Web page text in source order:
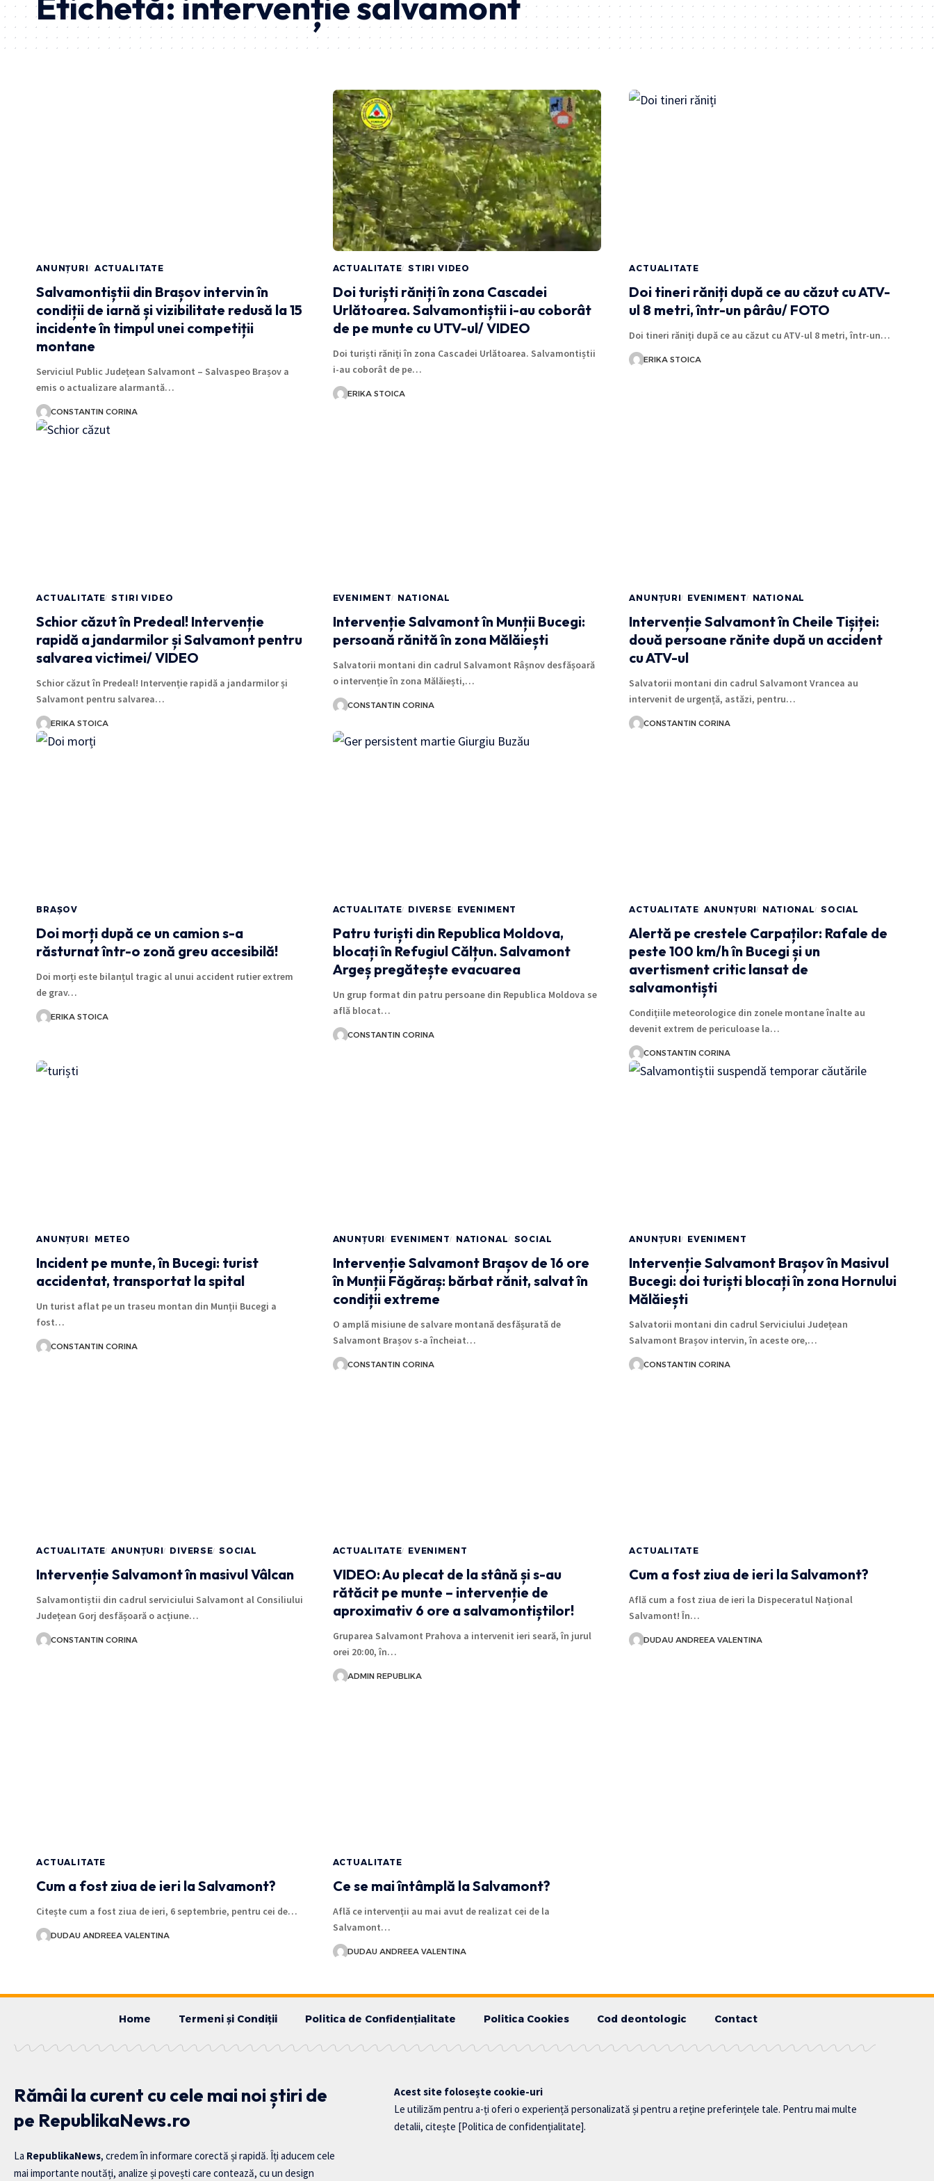
ANUNȚURI ACTUALITATE
Salvamontiștii din Brașov intervin în
condiții de iarnă și vizibilitate redusă la 15
incidente în timpul unei competiții
montane
Serviciul Public Județean Salvamont – Salvaspeo Brașov a
emis o actualizare alarmantă…
CONSTANTIN CORINA
ACTUALITATE STIRI VIDEO
Doi turiști răniți în zona Cascadei
Urlătoarea. Salvamontiștii i-au coborât
de pe munte cu UTV-ul/ VIDEO
Doi turiști răniți în zona Cascadei Urlătoarea. Salvamontiștii
i-au coborât de pe…
ERIKA STOICA
ACTUALITATE
Doi tineri răniți după ce au căzut cu ATV-
ul 8 metri, într-un pârâu/ FOTO
Doi tineri răniți după ce au căzut cu ATV-ul 8 metri, într-un…
ERIKA STOICA
ACTUALITATE STIRI VIDEO
Schior căzut în Predeal! Intervenție
rapidă a jandarmilor și Salvamont pentru
salvarea victimei/ VIDEO
Schior căzut în Predeal! Intervenție rapidă a jandarmilor și
Salvamont pentru salvarea…
ERIKA STOICA
EVENIMENT NATIONAL
Intervenție Salvamont în Munții Bucegi:
persoană rănită în zona Mălăiești
Salvatorii montani din cadrul Salvamont Râșnov desfășoară
o intervenție în zona Mălăiești,…
CONSTANTIN CORINA
ANUNȚURI EVENIMENT NATIONAL
Intervenție Salvamont în Cheile Tișiței:
două persoane rănite după un accident
cu ATV-ul
Salvatorii montani din cadrul Salvamont Vrancea au
intervenit de urgență, astăzi, pentru…
CONSTANTIN CORINA
BRAȘOV
Doi morți după ce un camion s-a
răsturnat într-o zonă greu accesibilă!
Doi morți este bilanțul tragic al unui accident rutier extrem
de grav…
ERIKA STOICA
ACTUALITATE DIVERSE EVENIMENT
Patru turiști din Republica Moldova,
blocați în Refugiul Călțun. Salvamont
Argeș pregătește evacuarea
Un grup format din patru persoane din Republica Moldova se
află blocat…
CONSTANTIN CORINA
ACTUALITATE ANUNȚURI NATIONAL SOCIAL
Alertă pe crestele Carpaților: Rafale de
peste 100 km/h în Bucegi și un
avertisment critic lansat de
salvamontiști
Condițiile meteorologice din zonele montane înalte au
devenit extrem de periculoase la…
CONSTANTIN CORINA
ANUNȚURI METEO
Incident pe munte, în Bucegi: turist
accidentat, transportat la spital
Un turist aflat pe un traseu montan din Munții Bucegi a
fost…
CONSTANTIN CORINA
ANUNȚURI EVENIMENT NATIONAL SOCIAL
Intervenție Salvamont Brașov de 16 ore
în Munții Făgăraș: bărbat rănit, salvat în
condiții extreme
O amplă misiune de salvare montană desfășurată de
Salvamont Brașov s-a încheiat…
CONSTANTIN CORINA
ANUNȚURI EVENIMENT
Intervenție Salvamont Brașov în Masivul
Bucegi: doi turiști blocați în zona Hornului
Mălăiești
Salvatorii montani din cadrul Serviciului Județean
Salvamont Brașov intervin, în aceste ore,…
CONSTANTIN CORINA
ACTUALITATE ANUNȚURI DIVERSE SOCIAL
Intervenție Salvamont în masivul Vâlcan
Salvamontiștii din cadrul serviciului Salvamont al Consiliului
Județean Gorj desfășoară o acțiune…
CONSTANTIN CORINA
ACTUALITATE EVENIMENT
VIDEO: Au plecat de la stână și s-au
rătăcit pe munte – intervenție de
aproximativ 6 ore a salvamontiștilor!
Gruparea Salvamont Prahova a intervenit ieri seară, în jurul
orei 20:00, în…
ADMIN REPUBLIKA
ACTUALITATE
Cum a fost ziua de ieri la Salvamont?
Află cum a fost ziua de ieri la Dispeceratul Național
Salvamont! În…
DUDAU ANDREEA VALENTINA
ACTUALITATE
Cum a fost ziua de ieri la Salvamont?
Citește cum a fost ziua de ieri, 6 septembrie, pentru cei de…
DUDAU ANDREEA VALENTINA
ACTUALITATE
Ce se mai întâmplă la Salvamont?
Află ce intervenții au mai avut de realizat cei de la
Salvamont…
DUDAU ANDREEA VALENTINA
Home Termeni și Condiții Politica de Confidențialitate Politica Cookies Cod deontologic Contact
Rămâi la curent cu cele mai noi știri de
pe RepublikaNews.ro
La RepublikaNews, credem în informare corectă și rapidă. Îți aducem cele
mai importante noutăți, analize și povești care contează, cu un design
Acest site folosește cookie-uri
Le utilizăm pentru a-ți oferi o experiență personalizată și pentru a reține preferințele tale. Pentru mai multe
detalii, citește [Politica de confidențialitate].